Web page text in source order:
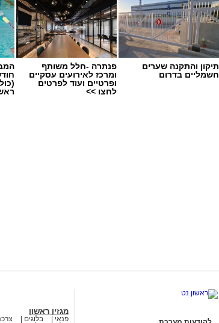
שמאי מקרקעין הוא בעל מקצוע המחזיק ברישיון מטעם
שבמשרד המשפטים, לאחר שעמד בהצלחה במסלול הכשרה
לימודים, בחינות מקצועיות מחמירות והתמחות מעשית.
תיקון והתקנה שערים
חשמליים בדרום
פנתרה -חלל משותף
ומרכז לאירועים עסקיים
ופרטיים ועוד לפרטים
לחצו >>
מגזין ראשון
פנאי בלוגים